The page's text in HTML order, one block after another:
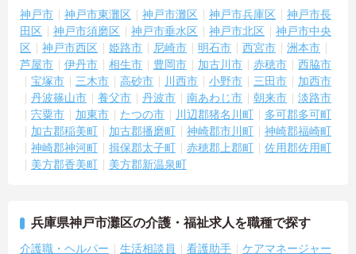
ます】
・資格手当が支給されるほか、年2回の評価面談で個人の頑張りが給
与に還元される仕組みが整っています
・サービス提供責任者や管理者へのキャリアアップも目指せます
【IT化と手厚いフォロー体制により、業務のストレスを軽減できま
す】
・記録票の提出やシフト確認をすべてスマートフォンで行えるた
め、手書きの書類作成や事業所への移動の手間が省けケア業務に集
中できます
・定期的な面談を通じて上司がフォローする体制があり、訪問介護
でありながら孤立することなくチームの支援を受けながら業務に取
神戸市 神戸市東灘区 神戸市灘区 神戸市兵庫区
神戸市長
田区
神戸市須磨区 神戸市垂水区 神戸市北区
神戸市中央
区
神戸市西区 姫路市 尼崎市 明石市 西宮市
洲本市
芦屋市
伊丹市 相生市 豊岡市 加古川市 赤穂市
西脇市
宝塚市
三木市 高砂市 川西市 小野市 三田市
加西市
丹波篠山市
養父市 丹波市 南あわじ市 朝来市
淡路市
宍粟市
加東市 たつの市 川辺郡猪名川町
多可郡多可町
加古郡稲美町
加古郡播磨町 神崎郡市川町
神崎郡福崎町
神崎郡神河町
揖保郡太子町 赤穂郡上郡町
佐用郡佐用町
美方郡香美町
美方郡新温泉町
兵庫県神戸市灘区の介護・福祉求人を職種で探す
介護職・ヘルパー 生活相談員 看護助手 ケアマネージャー